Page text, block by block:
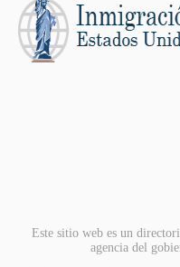
Este sitio web es un
agencia del